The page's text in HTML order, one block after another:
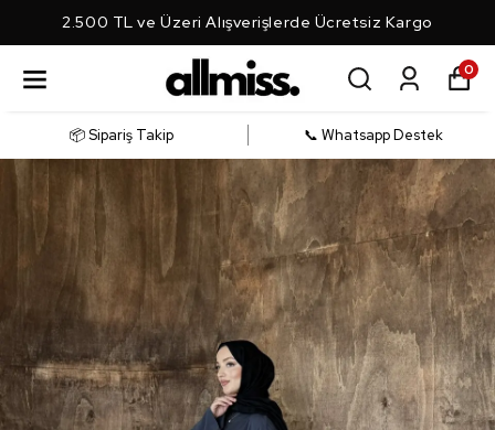
2.500 TL ve Üzeri Alışverişlerde Ücretsiz Kargo
0
📦 Sipariş Takip 📞 Whatsapp Destek